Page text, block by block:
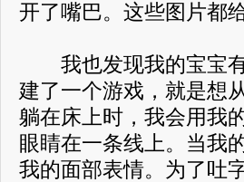
开了嘴巴。这些图片都
我也发现我的宝宝有
建了一个游戏，就是想
躺在床上时，我会用我
眼睛在一条线上。当我
我的面部表情。为了吐